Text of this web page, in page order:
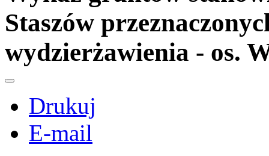
Staszów
wydzierżawienia - os.
Drukuj
E-mail